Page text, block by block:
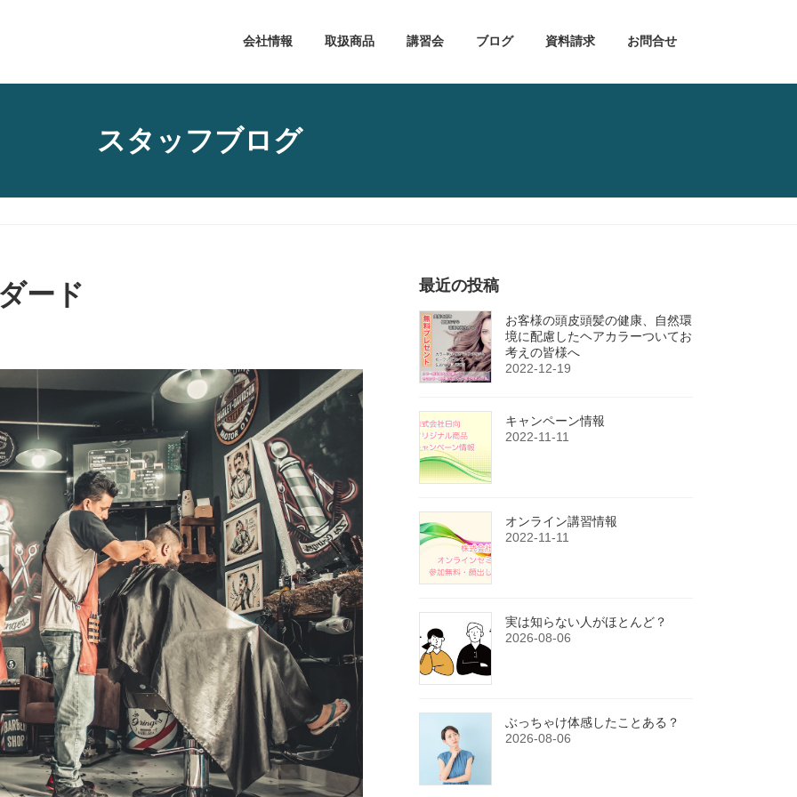
会社情報 取扱商品 講習会 ブログ 資料請求 お問合せ
スタッフブログ
ード 最近の投稿
お客様の頭皮頭髪の健康、自然環
境に配慮したヘアカラーついてお
考えの皆様へ
2022-12-19
キャンペーン情報
2022-11-11
オンライン講習情報
2022-11-11
実は知らない人がほとんど？
2026-08-06
ぶっちゃけ体感したことある？
2026-08-06